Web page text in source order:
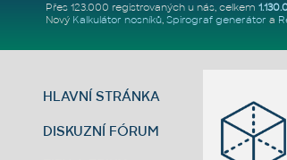
Přes 123.000 registrovaných u nás, celkem
Nový Kalkulátor nosníků, Spirograf generátor a
HLAVNÍ STRÁNKA
DISKUZNÍ FÓRUM